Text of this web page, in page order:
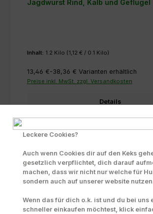
Jagdwurst Rind, Kalb und Geflügel
Inhalt: 1.2 Kilo (1,12 € / 0.1 Kilo)
13,46 €-38,36 € Varianten erhältlich
Preise inkl. MwSt. zzgl. Versandkosten
Details
Leckere Cookies?
Auch wenn Cookies dir auf den Keks
gesetzlich verpflichtet, dich darauf
machen, dass wir nicht nur welche für
sondern auch auf unserer website
Wenn das für dich o.k. ist und du bei uns
schneller einkaufen möchtest, klick